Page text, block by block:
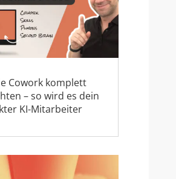
Cowork komplett
– so wird es dein
KI-Mitarbeiter